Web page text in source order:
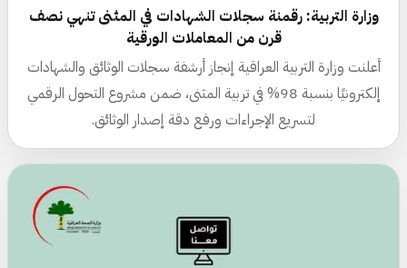
وزارة التربية: رقمنة سجلات الشهادات في المثنى تنهي نصف
قرن من المعاملات الورقية
أعلنت وزارة التربية العراقية إنجاز أرشفة سجلات الوثائق والشهادات
إلكترونيًا بنسبة 98% في تربية المثنى، ضمن مشروع التحول الرقمي
لتسريع الإجراءات ورفع دقة إصدار الوثائق.